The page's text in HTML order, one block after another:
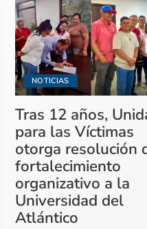
NOTICIAS
Tras 12 años,
para las Víctimas
otorga resolución
fortalecimiento
organizativo a la
Universidad del
Atlántico